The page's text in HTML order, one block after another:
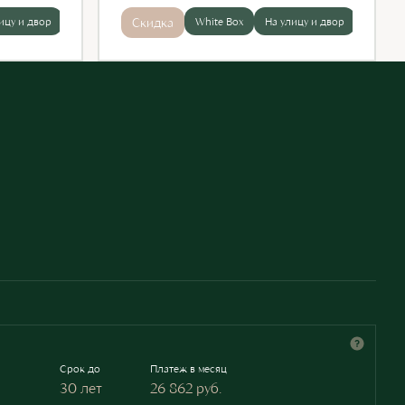
и двор White Box На улицу и двор
Скидка White Box На улицу и двор
Срок до
30 лет
Платеж в месяц
26 862 руб.